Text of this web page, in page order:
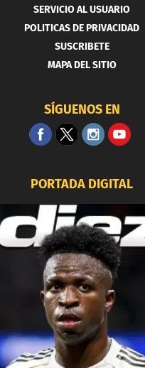
SERVICIO AL USUARIO
POLITICAS DE PRIVACIDAD
SUSCRIBETE
MAPA DEL SITIO
SÍGUENOS EN
PORTADA DIGITAL